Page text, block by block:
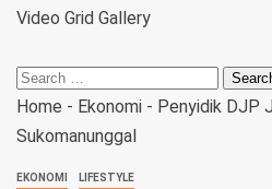
Video Grid Gallery
Home - Ekonomi - Penyidik DJP
Sukomanunggal
EKONOMI LIFESTYLE